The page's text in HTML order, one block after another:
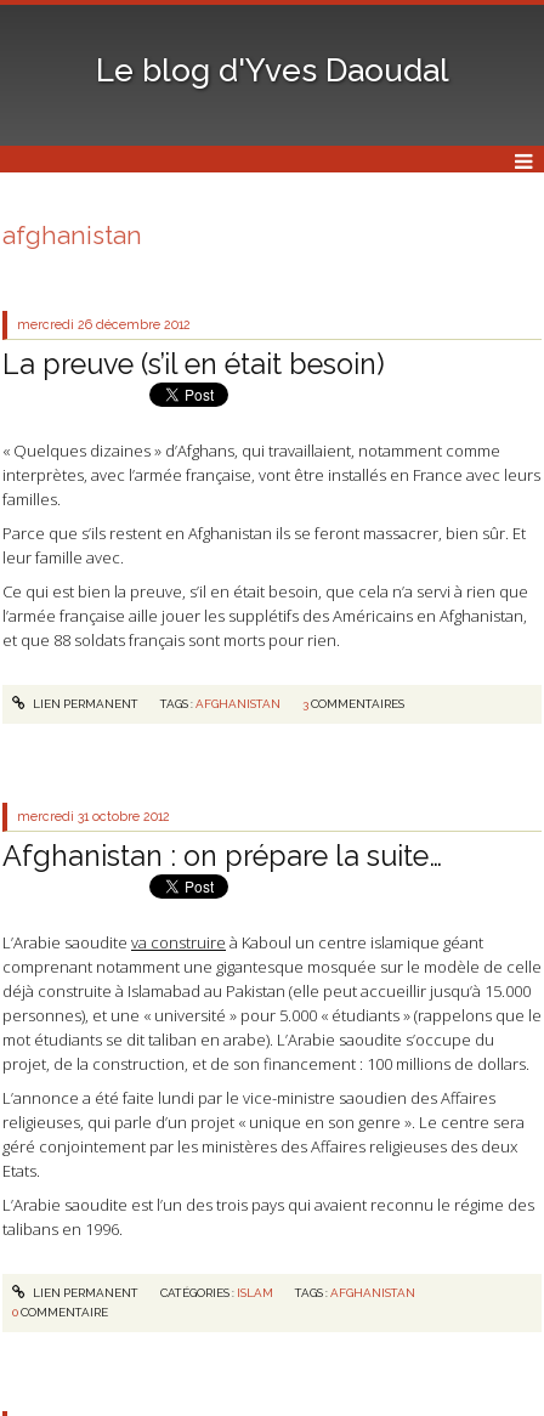
Le blog d'Yves Daoudal
afghanistan
mercredi 26 décembre 2012
La preuve (s’il en était besoin)
« Quelques dizaines » d’Afghans, qui travaillaient, notamment comme
interprètes, avec l’armée française, vont être installés en France avec leurs
familles.
Parce que s’ils restent en Afghanistan ils se feront massacrer, bien sûr. Et
leur famille avec.
Ce qui est bien la preuve, s’il en était besoin, que cela n’a servi à rien que
l’armée française aille jouer les supplétifs des Américains en Afghanistan,
et que 88 soldats français sont morts pour rien.
LIEN PERMANENT TAGS :AFGHANISTAN 3COMMENTAIRES
mercredi 31 octobre 2012
Afghanistan : on prépare la suite…
L’Arabie saoudite va construire à Kaboul un centre islamique géant
comprenant notamment une gigantesque mosquée sur le modèle de celle
déjà construite à Islamabad au Pakistan (elle peut accueillir jusqu’à 15.000
personnes), et une « université » pour 5.000 « étudiants » (rappelons que le
mot étudiants se dit taliban en arabe). L’Arabie saoudite s’occupe du
projet, de la construction, et de son financement : 100 millions de dollars.
L’annonce a été faite lundi par le vice-ministre saoudien des Affaires
religieuses, qui parle d’un projet « unique en son genre ». Le centre sera
géré conjointement par les ministères des Affaires religieuses des deux
Etats.
L’Arabie saoudite est l’un des trois pays qui avaient reconnu le régime des
talibans en 1996.
LIEN PERMANENT CATÉGORIES : ISLAM TAGS :AFGHANISTAN
0COMMENTAIRE